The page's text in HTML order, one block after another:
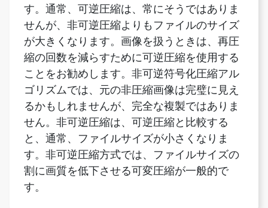
縮の回数を減らすために可逆圧縮を使用する
ことをお勧めします。非可逆符号化圧縮アル
ゴリズムでは、元の非圧縮画像は完璧に見え
るかもしれませんが、完全な複製ではありま
せん。非可逆圧縮は、可逆圧縮と比較する
と、通常、ファイルサイズが小さくなりま
す。非可逆圧縮方式では、ファイルサイズの
割に画質を低下させる可変圧縮が一般的で
す。
画像を6mbのツールサイズに圧縮す